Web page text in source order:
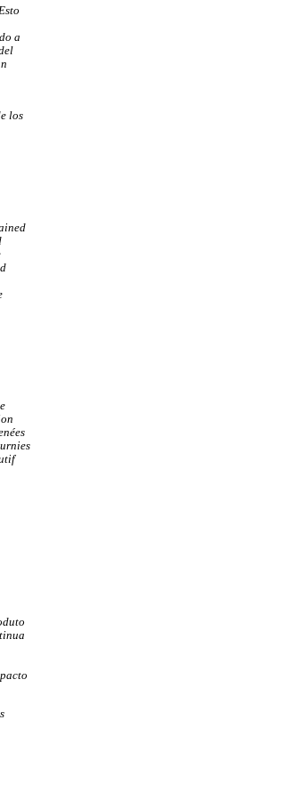
a
los